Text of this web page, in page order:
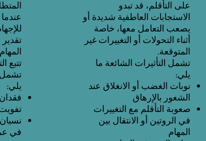
تتبع
تشمل
يلي:
تفويت
في
على التأقلم، قد تبدو
الاستجابات العاطفية شديدة أو
يصعب التعامل معها، خاصة
أثناء التحولات أو التغييرات غير
المتوقعة.
تشمل التأثيرات الشائعة ما
يلي:
نوبات الغضب أو الانغلاق عند
الشعور بالإرهاق
صعوبة التأقلم مع التغييرات
في الروتين أو الانتقال بين
المهام